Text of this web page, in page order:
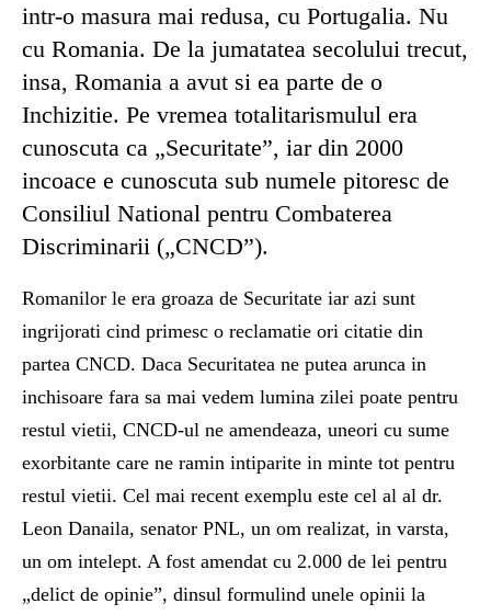
intr-o masura mai redusa, cu Portugalia. Nu
cu Romania. De la jumatatea secolului trecut,
insa, Romania a avut si ea parte de o
Inchizitie. Pe vremea totalitarismulul era
cunoscuta ca „Securitate”, iar din 2000
incoace e cunoscuta sub numele pitoresc de
Consiliul National pentru Combaterea
Discriminarii („CNCD”).
Romanilor le era groaza de Securitate iar azi sunt
ingrijorati cind primesc o reclamatie ori citatie din
partea CNCD. Daca Securitatea ne putea arunca in
inchisoare fara sa mai vedem lumina zilei poate pentru
restul vietii, CNCD-ul ne amendeaza, uneori cu sume
exorbitante care ne ramin intiparite in minte tot pentru
restul vietii. Cel mai recent exemplu este cel al al dr.
Leon Danaila, senator PNL, un om realizat, in varsta,
un om intelept. A fost amendat cu 2.000 de lei pentru
„delict de opinie”, dinsul formulind unele opinii la